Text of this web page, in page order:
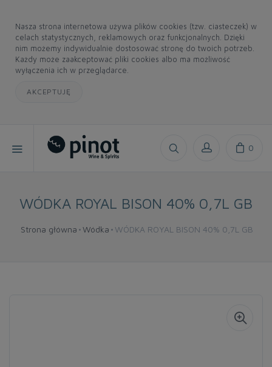
Nasza strona internetowa używa plików cookies (tzw. ciasteczek) w
celach statystycznych, reklamowych oraz funkcjonalnych. Dzięki
nim możemy indywidualnie dostosować stronę do twoich potrzeb.
Każdy może zaakceptować pliki cookies albo ma możliwość
wyłączenia ich w przeglądarce.
AKCEPTUJĘ
0
WÓDKA ROYAL BISON 40% 0,7L GB
Strona główna Wódka WÓDKA ROYAL BISON 40% 0,7L GB